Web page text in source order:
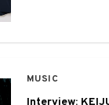
MUSIC
Interview: